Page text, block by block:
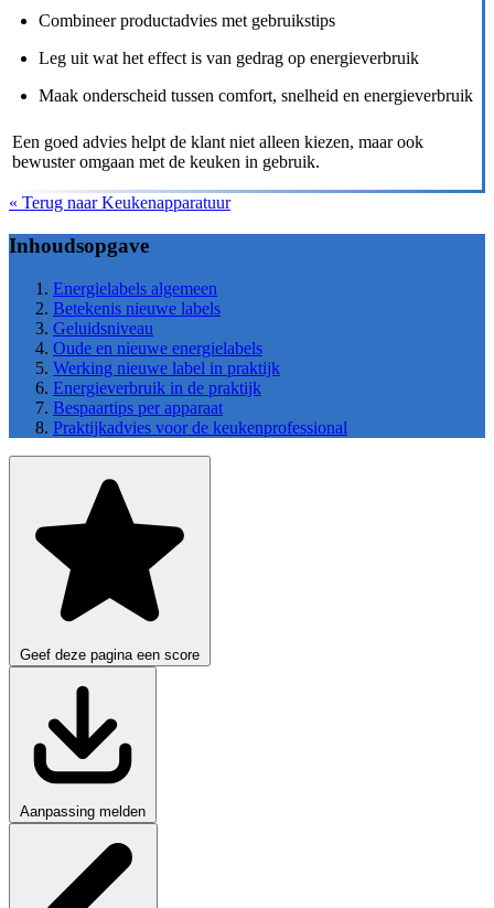
Combineer productadvies met gebruikstips
Leg uit wat het effect is van gedrag op energieverbruik
Maak onderscheid tussen comfort, snelheid en energieverbruik
Een goed advies helpt de klant niet alleen kiezen, maar ook
bewuster omgaan met de keuken in gebruik.
« Terug naar Keukenapparatuur
Inhoudsopgave
Energielabels algemeen
Betekenis nieuwe labels
Geluidsniveau
Oude en nieuwe energielabels
Werking nieuwe label in praktijk
Energieverbruik in de praktijk
Bespaartips per apparaat
Praktijkadvies voor de keukenprofessional
Geef deze pagina een score
Aanpassing melden